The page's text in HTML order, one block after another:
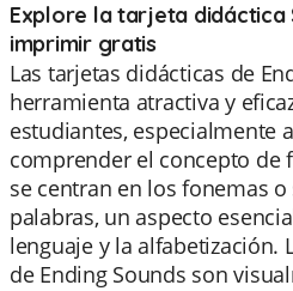
Explore la tarjeta didáctica
imprimir gratis
Las tarjetas didácticas de
herramienta atractiva y
estudiantes, especialmente
comprender el concepto de
se centran en los fonemas
palabras, un aspecto
lenguaje y la alfabetización.
de Ending Sounds son